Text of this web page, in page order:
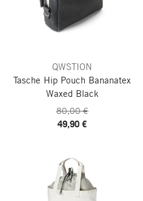
QWSTION
Tasche Hip Pouch Bananatex
Waxed Black
80,00 €
49,90 €